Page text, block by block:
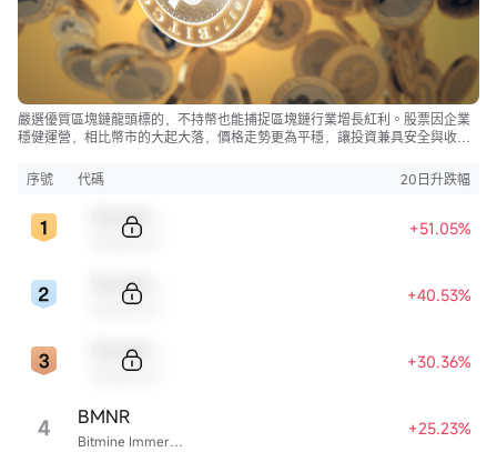
嚴選優質區塊鏈龍頭標的，不持幣也能捕捉區塊鏈行業增長紅利。股票因企業
穩健運營，相比幣市的大起大落，價格走勢更為平穩，讓投資兼具安全與收
序號
代碼 20日升跌幅
+51.05%
+40.53%
+30.36%
4 Bitmine Immersion Technologies
BMNR +25.23%